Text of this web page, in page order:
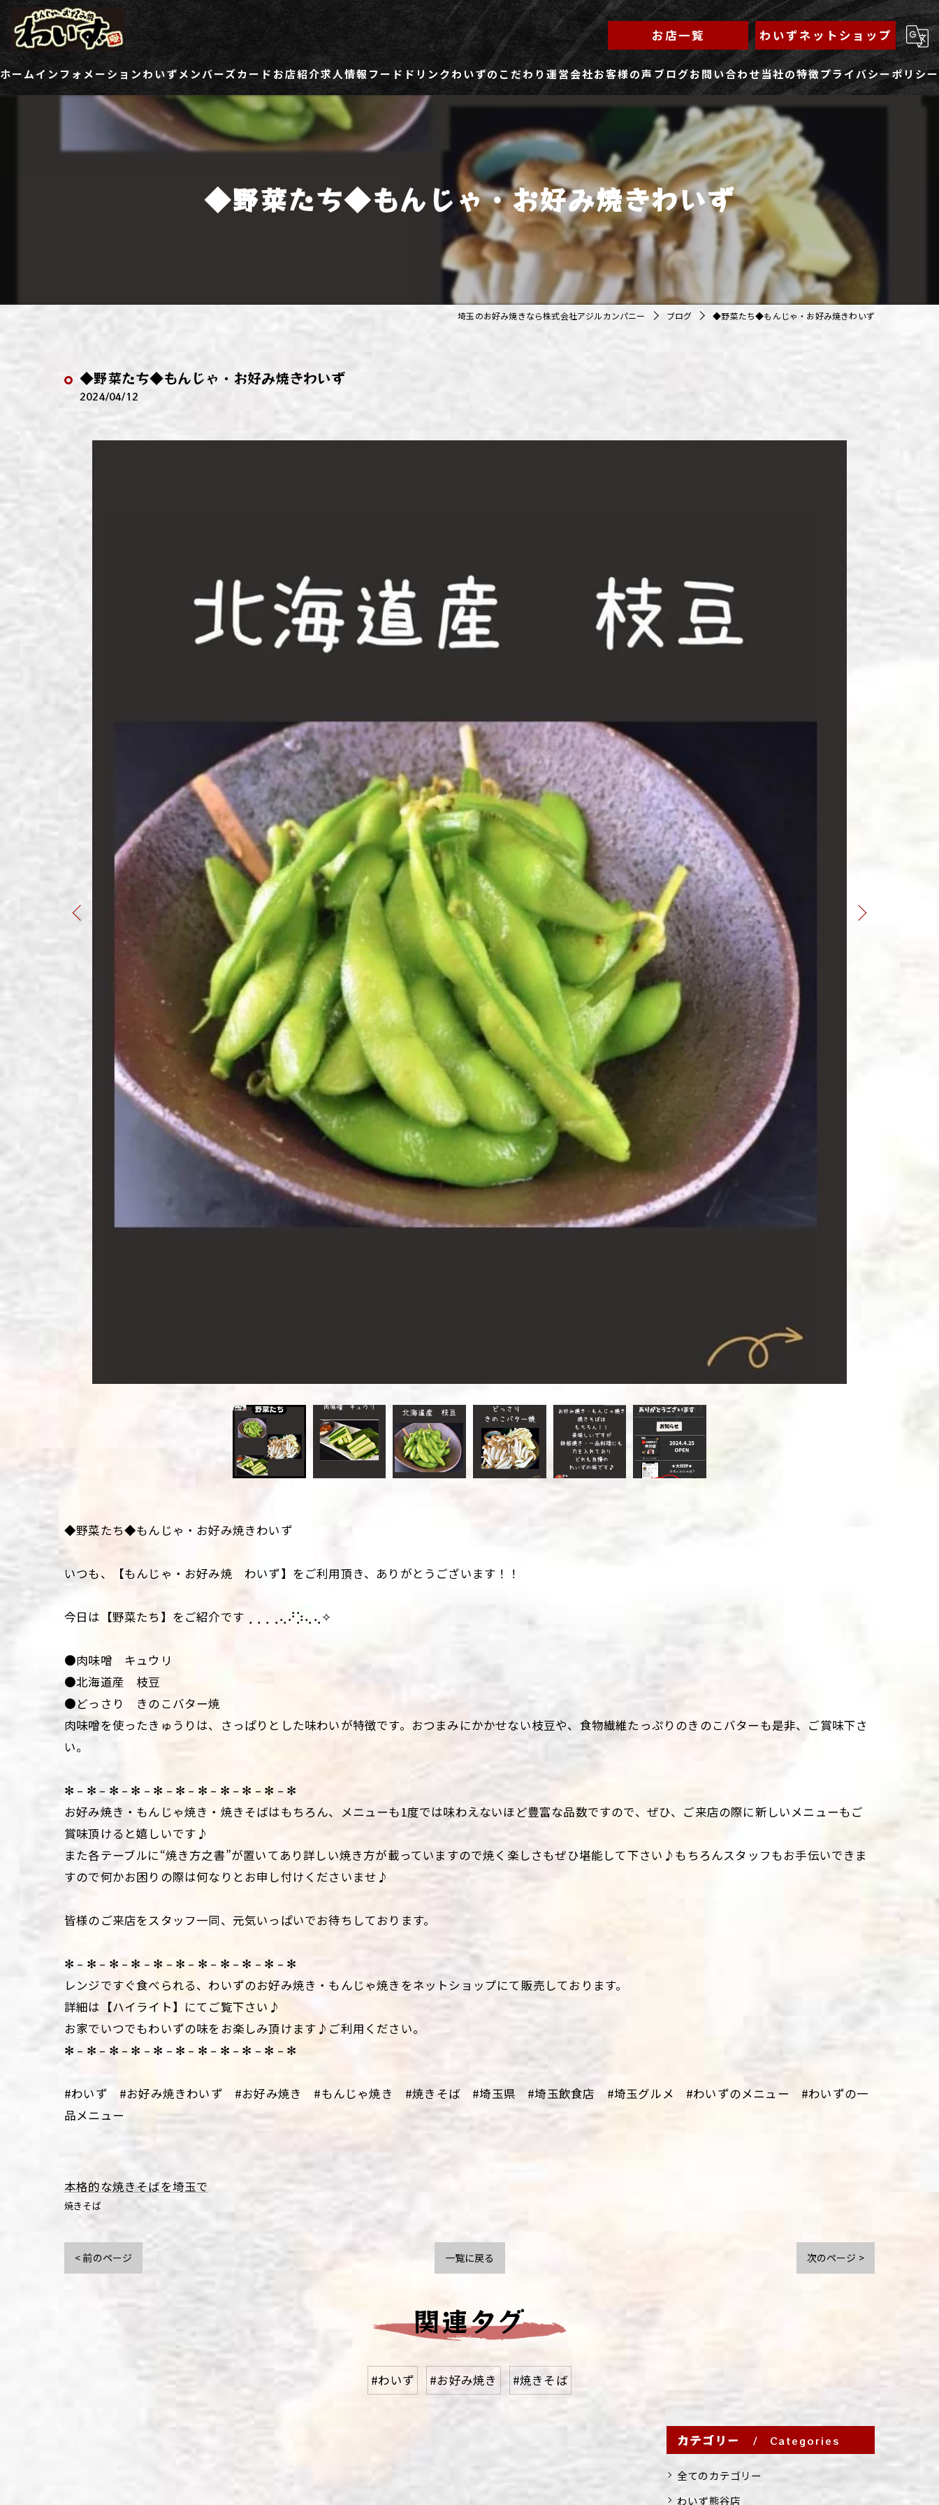
お店一覧 わいずネットショップ
ホームインフォメーションわいずメンバーズカード
ご登録情報変更フォーム
お店紹介
わいず所沢店
わいず熊谷店
わいず桶川店
求人情報
社員用求人ページ
パート・アルバイト用求人ページ
フード ドリンクわいずのこだわり運営会社お客様の声 ブログお問い合わせ
求人フォーム
当社の特徴
もんじゃ
ランチ
焼きそば
鉄板焼き
家族
プライバシーポリシー
◆野菜たち◆もんじゃ・お好み焼きわいず
埼玉のお好み焼きなら株式会社アジルカンパニー ブログ ◆野菜たち◆もんじゃ・お好み焼きわいず
◆野菜たち◆もんじゃ・お好み焼きわいず
2024/04/12
◆野菜たち◆もんじゃ・お好み焼きわいず
いつも、【もんじゃ・お好み焼 わいず】をご利用頂き、ありがとうございます！！
今日は【野菜たち】をご紹介です⢀⢀⢀⢀⢄⠜⡱⢄⢄✧
●肉味噌 キュウリ
●北海道産 枝豆
●どっさり きのこバター焼
肉味噌を使ったきゅうりは、さっぱりとした味わいが特徴です。おつまみにかかせない枝豆や、食物繊維たっぷりのきのこバターも是非、ご賞味下さ
い。
✻ – ✻ – ✻ – ✻ – ✻ – ✻ – ✻ – ✻ – ✻ – ✻ – ✻
お好み焼き・もんじゃ焼き・焼きそばはもちろん、メニューも1度では味わえないほど豊富な品数ですので、ぜひ、ご来店の際に新しいメニューもご
賞味頂けると嬉しいです♪
また各テーブルに“焼き方之書”が置いてあり詳しい焼き方が載っていますので焼く楽しさもぜひ堪能して下さい♪もちろんスタッフもお手伝いできま
すので何かお困りの際は何なりとお申し付けくださいませ♪
皆様のご来店をスタッフ一同、元気いっぱいでお待ちしております。
✻ – ✻ – ✻ – ✻ – ✻ – ✻ – ✻ – ✻ – ✻ – ✻ – ✻
レンジですぐ食べられる、わいずのお好み焼き・もんじゃ焼きをネットショップにて販売しております。
詳細は【ハイライト】にてご覧下さい♪
お家でいつでもわいずの味をお楽しみ頂けます♪ご利用ください。
✻ – ✻ – ✻ – ✻ – ✻ – ✻ – ✻ – ✻ – ✻ – ✻ – ✻
#わいず #お好み焼きわいず #お好み焼き #もんじゃ焼き #焼きそば #埼玉県 #埼玉飲食店 #埼玉グルメ #わいずのメニュー #わいずの一
品メニュー
本格的な焼きそばを埼玉で
焼きそば
< 前のページ 一覧に戻る 次のページ >
関連タグ
#わいず #お好み焼き #焼きそば
カテゴリー Categories
全てのカテゴリー
わいず熊谷店